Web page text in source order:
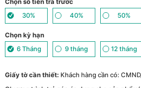
Chọn số tiền trả trước
30%
40% 50%
Chọn kỳ hạn
6 Tháng
9 tháng 12 tháng
Giấy tờ cần thiết: Khách hàng cần có: